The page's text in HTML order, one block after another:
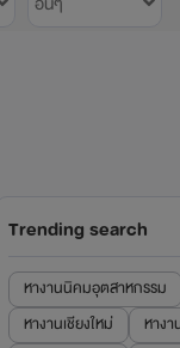
Trending search
หางานนิคมอุตสาหกรรม
หางานเชียงใหม่
หาง